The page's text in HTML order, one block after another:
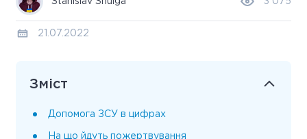
21.07.2022
Зміст
Допомога ЗСУ в цифрах
На що йдуть пожертвування